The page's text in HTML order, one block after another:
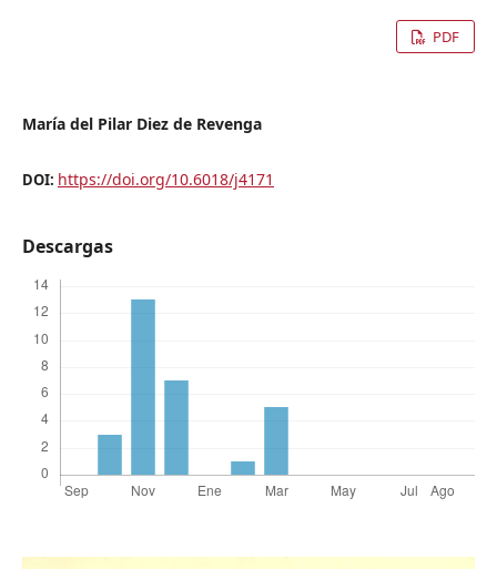
PDF
María del Pilar Diez de Revenga
DOI: https://doi.org/10.6018/j4171
Descargas